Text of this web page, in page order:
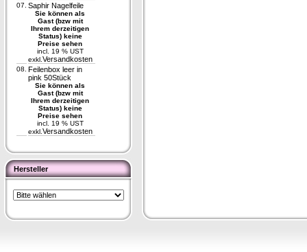
07. Saphir Nagelfeile
Sie können als
Gast (bzw mit
Ihrem derzeitigen
Status) keine
Preise sehen
incl. 19 % UST
exkl. Versandkosten
08. Feilenbox leer in
pink 50Stück
Sie können als
Gast (bzw mit
Ihrem derzeitigen
Status) keine
Preise sehen
incl. 19 % UST
exkl. Versandkosten
Hersteller